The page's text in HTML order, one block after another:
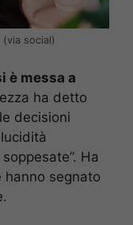
(via social)
è messa a
ha detto
decisioni
Ha
hanno segnato